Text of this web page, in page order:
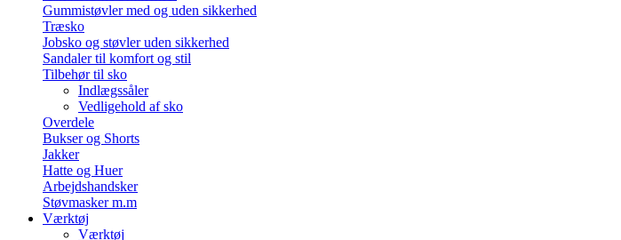
Gummistøvler med og uden sikkerhed
Træsko
Jobsko og støvler uden sikkerhed
Sandaler til komfort og stil
Tilbehør til sko
Indlægssåler
Vedligehold af sko
Overdele
Bukser og Shorts
Jakker
Hatte og Huer
Arbejdshandsker
Støvmasker m.m
Værktøj
Værktøj